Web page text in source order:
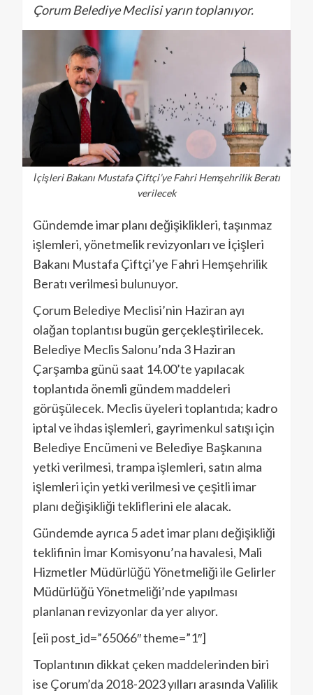
Çorum Belediye Meclisi yarın toplanıyor.
İçişleri Bakanı Mustafa Çiftçi’ye Fahri Hemşehrilik Beratı
verilecek
Gündemde imar planı değişiklikleri, taşınmaz
işlemleri, yönetmelik revizyonları ve İçişleri
Bakanı Mustafa Çiftçi’ye Fahri Hemşehrilik
Beratı verilmesi bulunuyor.
Çorum Belediye Meclisi’nin Haziran ayı
olağan toplantısı bugün gerçekleştirilecek.
Belediye Meclis Salonu’nda 3 Haziran
Çarşamba günü saat 14.00’te yapılacak
toplantıda önemli gündem maddeleri
görüşülecek. Meclis üyeleri toplantıda; kadro
iptal ve ihdas işlemleri, gayrimenkul satışı için
Belediye Encümeni ve Belediye Başkanına
yetki verilmesi, trampa işlemleri, satın alma
işlemleri için yetki verilmesi ve çeşitli imar
planı değişikliği tekliflerini ele alacak.
Gündemde ayrıca 5 adet imar planı değişikliği
teklifinin İmar Komisyonu’na havalesi, Mali
Hizmetler Müdürlüğü Yönetmeliği ile Gelirler
Müdürlüğü Yönetmeliği’nde yapılması
planlanan revizyonlar da yer alıyor.
[eii post_id=”65066″ theme=”1″]
Toplantının dikkat çeken maddelerinden biri
ise Çorum’da 2018-2023 yılları arasında Valilik